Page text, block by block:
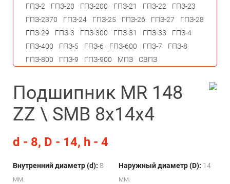
Подшипник MR 148
ZZ \ SMB 8х14х4
d - 8, D - 14, h - 4
Внутренний диаметр (d): 8
мм.
Наружный диаметр (D): 14
мм.
ГПЗ-2
ГПЗ-20 ГПЗ-200 ГПЗ-21 ГПЗ-22
ГПЗ-23
ГПЗ-2370
ГПЗ-24 ГПЗ-25 ГПЗ-26 ГПЗ-27
ГПЗ-28
ГПЗ-29
ГПЗ-3 ГПЗ-300 ГПЗ-31 ГПЗ-33
ГПЗ-4
ГПЗ-400
ГПЗ-5 ГПЗ-6 ГПЗ-600 ГПЗ-7
ГПЗ-8
ГПЗ-800
ГПЗ-9 ГПЗ-900 МПЗ СВПЗ